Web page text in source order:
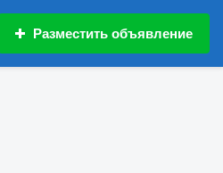
Разместить объявление